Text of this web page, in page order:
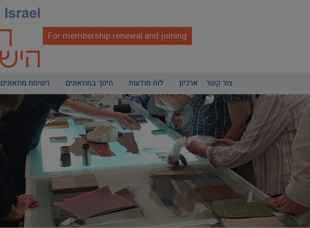
For membership renewal and joining
רשימת מוזאונים חינוך במוזאונים לוח מודעות ארכיון צור קשר